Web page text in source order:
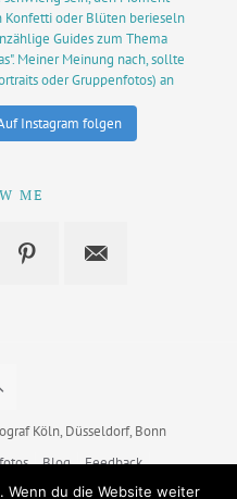
Instagram folgen
ME
Köln, Düsseldorf, Bonn
Blog
Feedback
Kontakt
Wenn du die Website weiter